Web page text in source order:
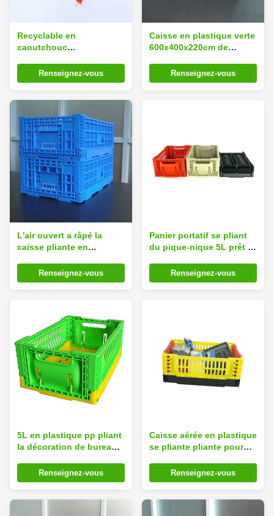
Recyclable en
caoutchouc
fonctionnel multi de sac
d'eau chaude
Renseignez-vous
Caisse en plastique verte
600x400x220cm de
Renseignez-vous
L'air ouvert a râpé la
caisse pliante en
Renseignez-vous
Panier portatif se pliant
du pique-nique 5L prêt à
Renseignez-vous
5L en plastique pp pliant
la décoration de bureau
Renseignez-vous
Caisse aérée en plastique
se pliante pliante pour
Renseignez-vous